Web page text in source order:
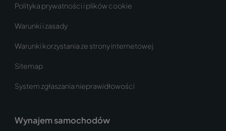
Polityka prywatności i plików cookie
Warunki i zasady
Warunki korzystania ze strony internetowej
Sitemap
System zgłaszania nieprawidłowości
Wynajem samochodów